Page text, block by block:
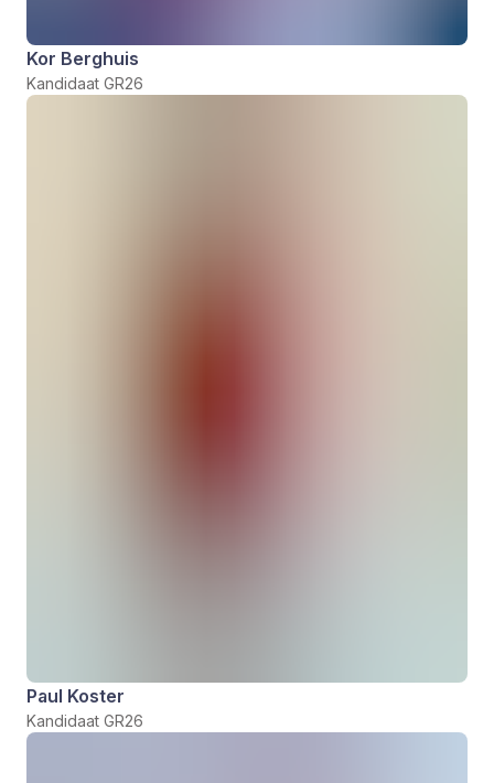
Kor Berghuis
Kandidaat GR26
Paul Koster
Kandidaat GR26